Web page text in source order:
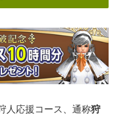
人応援コース、通称狩